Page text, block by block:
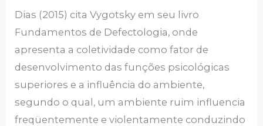
Dias (2015) cita Vygotsky em seu livro
Fundamentos de Defectologia, onde
apresenta a coletividade como fator de
desenvolvimento das funções psicológicas
superiores e a influência do ambiente,
segundo o qual, um ambiente ruim influencia
freqüentemente e violentamente conduzindo